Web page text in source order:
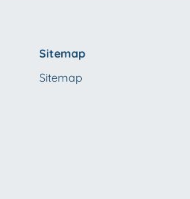
Sitemap
Sitemap